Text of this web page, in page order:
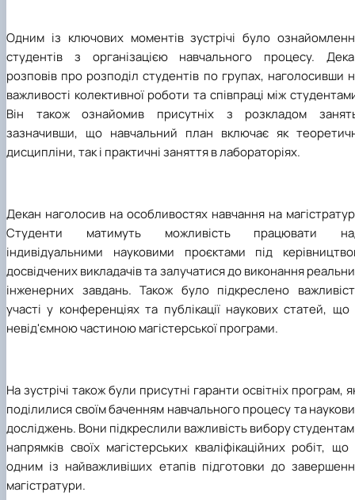
Одним із ключових моментів зустрічі було
студентів з організацією навчального процесу.
розповів про розподіл студентів по групах, наголосивши
важливості колективної роботи та співпраці між
Він також ознайомив присутніх з розкладом
зазначивши, що навчальний план включає як
дисципліни, так і практичні заняття в лабораторіях.
Декан наголосив на особливостях навчання на
Студенти матимуть можливість працювати
індивідуальними науковими проєктами під
досвідчених викладачів та залучатися до виконання
інженерних завдань. Також було підкреслено
участі у конференціях та публікації наукових статей, що
невід'ємною частиною магістерської програми.
На зустрічі також були присутні гаранти освітніх програм,
поділилися своїм баченням навчального процесу та
досліджень. Вони підкреслили важливість вибору
напрямків своїх магістерських кваліфікаційних робіт, що
одним із найважливіших етапів підготовки до
магістратури.